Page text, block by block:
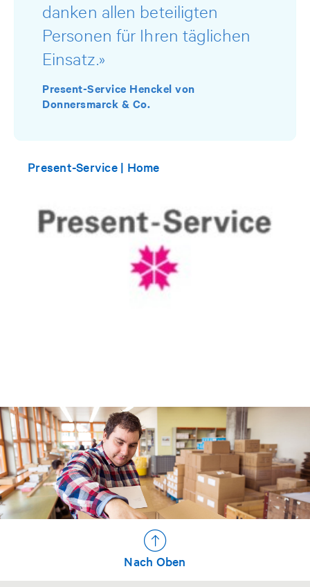
danken allen beteiligten
Personen für Ihren täglichen
Einsatz.»
Present-Service Henckel von
Donnersmarck & Co.
Present-Service | Home
Nach Oben